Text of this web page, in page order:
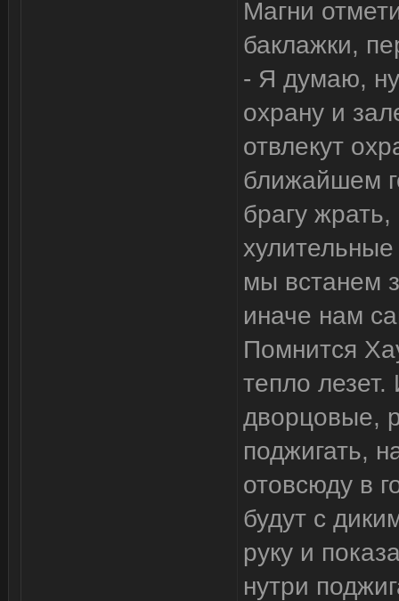
Магни
баклажки,
- Я думаю,
охрану и
отвлекут
ближайшем
брагу
мы встанем
иначе нам
Помнится
тепло лезет.
дворцовые,
поджигать,
отовсюду в
будут с
руку и
нутри